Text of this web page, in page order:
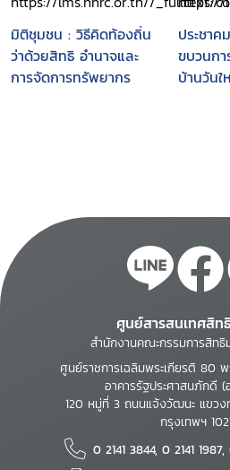
มิติชุมชน : วิธีคิดท้องถิ่น
ว่าด้วยสิทธิ อำนาจและ
การจัดการทรัพยากร
ประชา
ขบวนก
บ้านวันใ
ศูนย์สารสนเทศสิ
สำนักงานคณะกรรมการสิท
ศูนย์ราชการเฉลิมพระเกียรติ 80
อาคารรัฐประศาสนภักดี
120 หมู่ที่ 3 ถนนแจ้งวัฒนะ แขว
กรุงเทพฯ
0 2141 3844, 0 2141 1987,